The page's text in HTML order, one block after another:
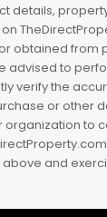
details,
obtained from
advised to
verify the
or other
to
and